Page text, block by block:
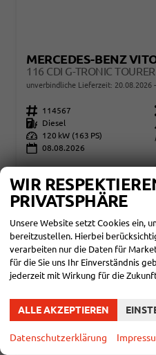
MERCEDES-BENZ
116 CDI G-TRONIC
unverbindliche Lieferzeit: 20.08.2026
Fahrzeugnr. 114567
Kraftstoff
Diesel
Leistung
120 kW (163 PS)
08.08.2026
53.290,– €
incl. 19% MwSt.
Verbrauch kombiniert:7,20 l/
CO -Klasse:
CO 2-Emissionen:190,00 g/km
Audi
Bentley
Citroën
Cupra
WIR
PRIVATSPHÄRE
Unsere Website setzt Cookies ein,
bereitzustellen. Hierbei
verarbeiten nur die Daten für
für die Sie uns Ihr Einverständnis
jederzeit mit Wirkung für die
ALLE AKZEPTIEREN
Datenschutzerklärung